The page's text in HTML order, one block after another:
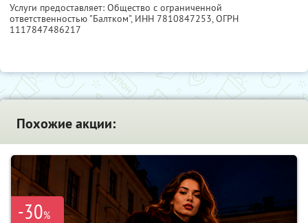
Услуги предоставляет: Общество с ограниченной
ответственностью "Балтком", ИНН 7810847253, ОГРН
1117847486217
Похожие акции:
-30%